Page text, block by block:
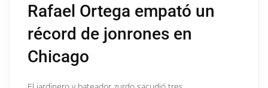
Rafael Ortega empató un
récord de jonrones en
Chicago